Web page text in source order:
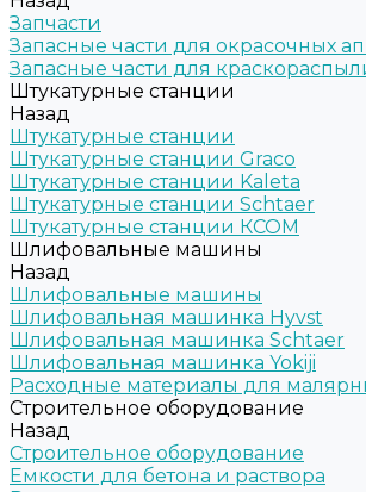
Запчасти
Запасные части для окрасочных
Запасные части для
Штукатурные станции
Назад
Штукатурные станции
Штукатурные станции Graco
Штукатурные станции Kaleta
Штукатурные станции Schtaer
Штукатурные станции КСОМ
Шлифовальные машины
Назад
Шлифовальные машины
Шлифовальная машинка Hyvst
Шлифовальная машинка Schtaer
Шлифовальная машинка Yokiji
Расходные материалы для
Строительное оборудование
Назад
Строительное оборудование
Емкости для бетона и раствора